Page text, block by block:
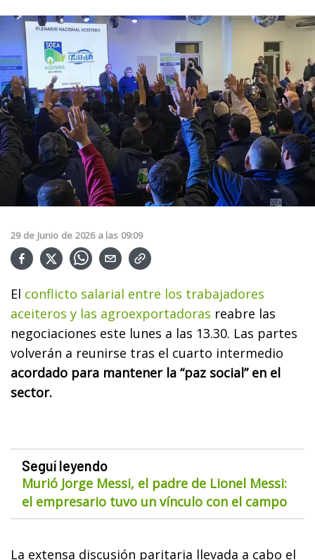
29 de Junio de 2026 a las 09:09
El conflicto salarial entre los trabajadores
aceiteros y las agroexportadoras reabre las
negociaciones este lunes a las 13.30. Las partes
volverán a reunirse tras el cuarto intermedio
acordado para mantener la “paz social” en el
sector.
Seguí leyendo
Murió Jorge Messi, el padre de Lionel Messi:
el empresario tuvo un vínculo con el campo
La extensa discusión paritaria llevada a cabo el